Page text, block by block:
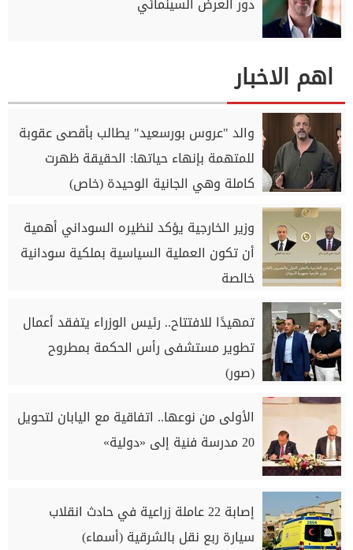
اهم الاخبار
والد "عروس بورسعيد" يطالب بأقصى عقوبة
للمتهمة بإنهاء حياتها: الحقيقة ظهرت
كاملة وهي الجانية الوحيدة (خاص)
وزير الخارجية يؤكد لنظيره السوداني أهمية
أن تكون العملية السياسية بملكية سودانية
خالصة
تمهيدًا للافتتاح.. رئيس الوزراء يتفقد أعمال
تطوير مستشفى رأس الحكمة بمطروح
(صور)
الأولى من نوعها.. اتفاقية مع اليابان لتحويل
20 مدرسة فنية إلى «دولية»
إصابة 22 عاملة زراعية في حادث انقلاب
سيارة ربع نقل بالشرقية (أسماء)